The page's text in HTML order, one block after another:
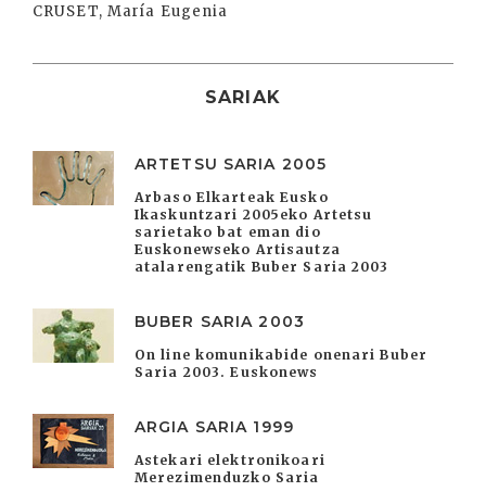
CRUSET, María Eugenia
SARIAK
ARTETSU SARIA 2005
Arbaso Elkarteak Eusko
Ikaskuntzari 2005eko Artetsu
sarietako bat eman dio
Euskonewseko Artisautza
atalarengatik Buber Saria 2003
BUBER SARIA 2003
On line komunikabide onenari Buber
Saria 2003. Euskonews
ARGIA SARIA 1999
Astekari elektronikoari
Merezimenduzko Saria